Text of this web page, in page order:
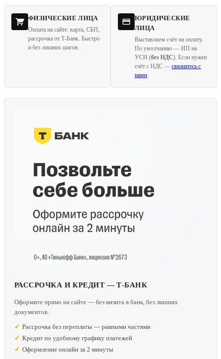
ФИЗИЧЕСКИЕ ЛИЦА
Оплата на сайте: карта, СБП,
рассрочка от Т-Банк. Быстро
и без лишних шагов.
ЮРИДИЧЕСКИЕ
ЛИЦА
Выставляем счёт на оплату.
По умолчанию — ИП на
УСН (без НДС). Если нужен
счёт с НДС — свяжитесь с
нами.
РАССРОЧКА И КРЕДИТ — Т-БАНК
Оформите прямо на сайте — без визита в банк, без лишних
документов.
Рассрочка без переплаты — равными частями
Кредит по удобному графику платежей
Оформление онлайн за 2 минуты